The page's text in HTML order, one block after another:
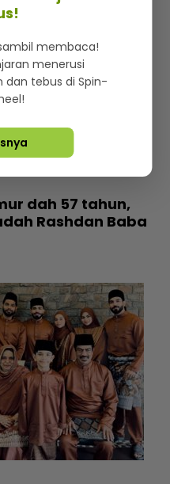
dah 57 tahun,
Rashdan Baba
membaca!
menerusi
dan tebus di Spin-